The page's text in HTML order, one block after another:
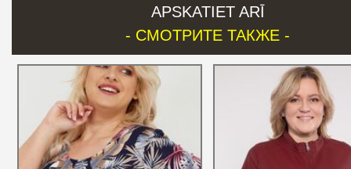
APSKATIET ARĪ
- СМОТРИТЕ ТАКЖЕ -